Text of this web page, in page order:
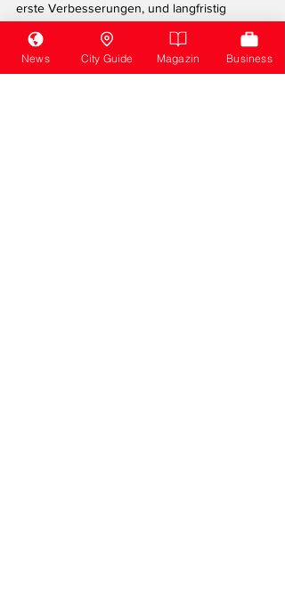
erste Verbesserungen, und langfristig
Erkrankungen drastisch. Auch wenn
Nebenwirkungen wie Heisshunger und
News City Guide Magazin Business